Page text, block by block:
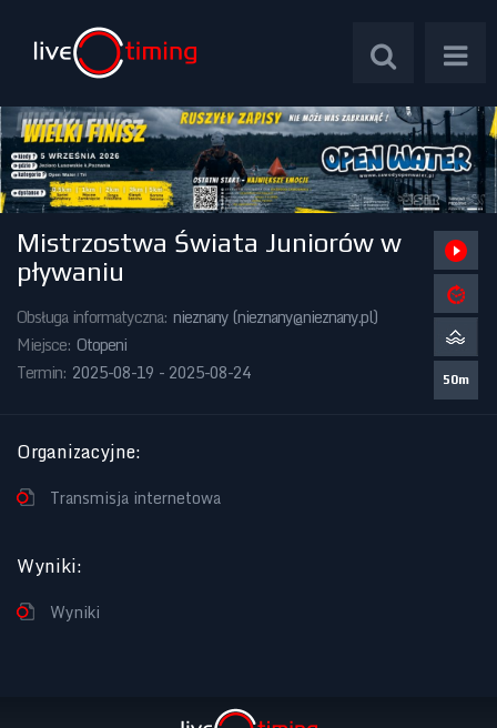
Zawody Międzynarodowe
Zawody Okręgowe
Mistrzostwa Świata Juniorów w
pływaniu
Obsługa informatyczna: nieznany (nieznany@nieznany.pl)
Miejsce: Otopeni
Termin: 2025-08-19 - 2025-08-24 50m
Organizacyjne:
Transmisja internetowa
Wyniki:
Wyniki